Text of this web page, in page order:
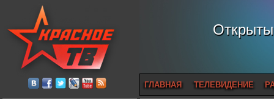
ГЛАВНАЯ ТЕЛЕВИДЕНИЕ